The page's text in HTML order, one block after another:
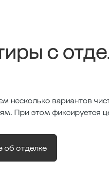
с
несколько вариантов
При этом фиксируется
об отделке